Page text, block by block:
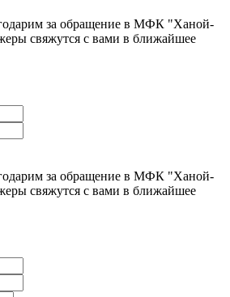
за обращение в МФК "Ханой-
свяжутся с вами в ближайшее
за обращение в МФК "Ханой-
свяжутся с вами в ближайшее